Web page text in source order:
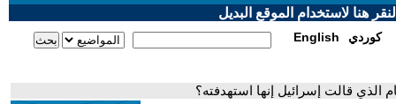
هنا لاستخدام الموقع البديل
English كوردي
الذي قالت إسرائيل إنها استهدفته؟